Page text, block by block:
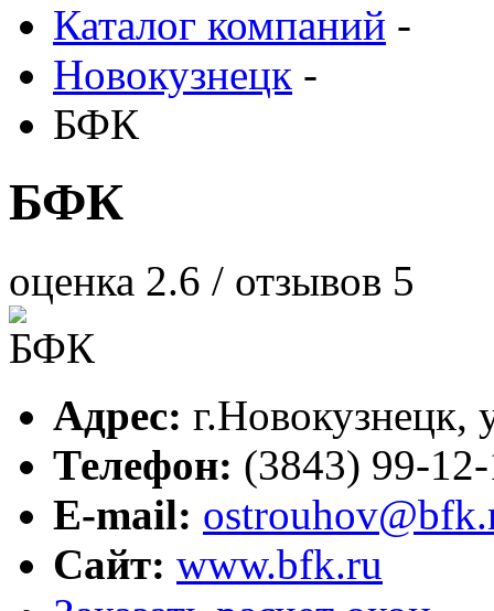
Каталог компаний -
Новокузнецк -
БФК
БФК
оценка 2.6 / отзывов 5
Адрес: г.Новокузнецк,
Телефон: (3843) 99-
E-mail:
Сайт: www.bfk.ru